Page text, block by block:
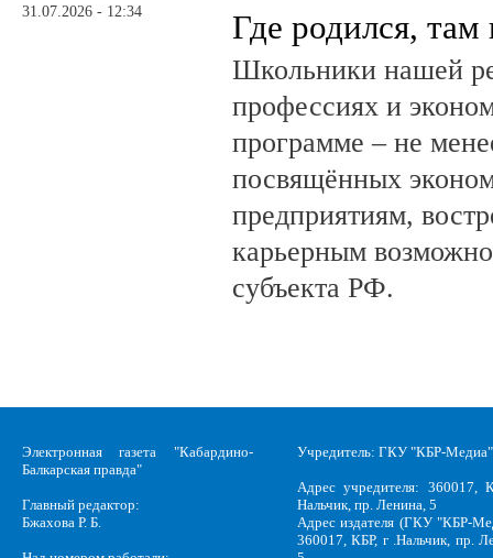
31.07.2026 - 12:34 Где родился, там
Школьники нашей
профессиях и
программе – не
посвящённых
предприятиям,
карьерным
субъекта РФ.
Электронная газета "Кабардино-
Балкарская правда"
Главный редактор:
Бжахова Р. Б.
Учредитель: ГКУ "КБР-Медиа"
Адрес учредителя: 360017,
Нальчик, пр. Ленина, 5
Адрес издателя (ГКУ "КБР-
360017, КБР, г .Нальчик, пр.